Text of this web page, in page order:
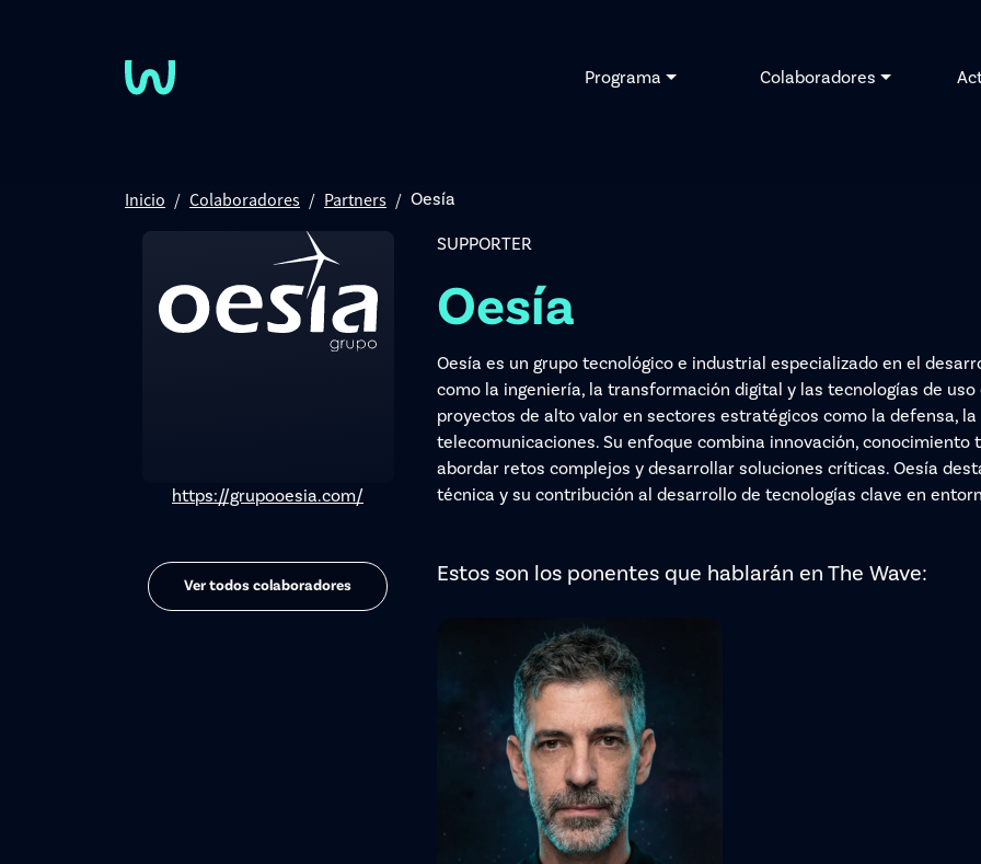
Programa Colaboradores
Inicio Colaboradores Partners Oesía
https://grupooesia.com/
Ver todos colaboradores
SUPPORTER
Oesía
Oesía es un grupo tecnológico e industrial especializado en el
como la ingeniería, la transformación digital y las tecnologías de
proyectos de alto valor en sectores estratégicos como la defensa,
telecomunicaciones. Su enfoque combina innovación,
abordar retos complejos y desarrollar soluciones críticas. Oesía
técnica y su contribución al desarrollo de tecnologías clave en
Estos son los ponentes que hablarán en The Wave: